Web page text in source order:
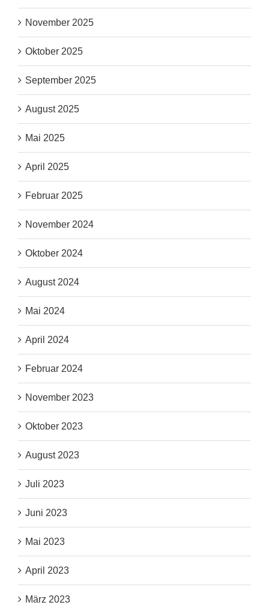
November 2025
Oktober 2025
September 2025
August 2025
Mai 2025
April 2025
Februar 2025
November 2024
Oktober 2024
August 2024
Mai 2024
April 2024
Februar 2024
November 2023
Oktober 2023
August 2023
Juli 2023
Juni 2023
Mai 2023
April 2023
März 2023